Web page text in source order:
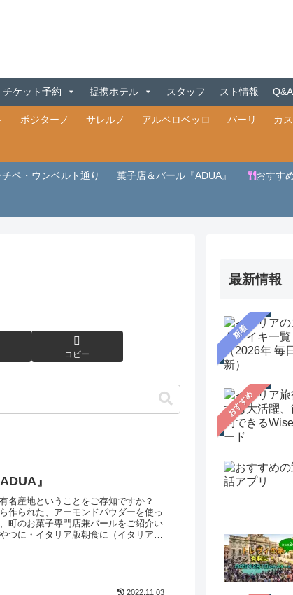
チケット予約 提携ホテル スタッフ スト情報 Q&A
ポジターノ サレルノ アルベロベッロ バーリ カ
ペ・ウンベルト通り 菓子店＆バール『ADUA』 おすす
コピー
』
名産地ということをご存知ですか？
作られた、アーモンドパウダーを使っ
町のお菓子専門店兼バールをご紹介い
つに・イタリア版朝食に（イタリアで
2022.11.03
最新情報
新着
おすすめ